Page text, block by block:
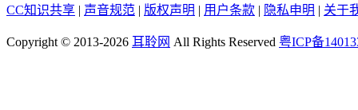
CC知识共享 | 声音规范 | 版权声明 | 用户条款 | 隐私申明 | 关于
Copyright © 2013-2026 耳聆网 All Rights Reserved 粤ICP备